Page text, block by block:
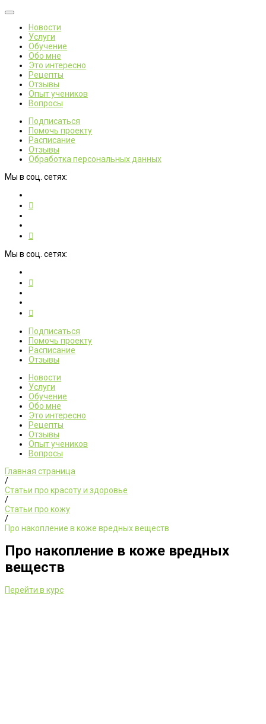
Новости
Услуги
Обучение
Обо мне
Это интересно
Рецепты
Отзывы
Опыт учеников
Вопросы
Подписаться
Помочь проекту
Расписание
Отзывы
Обработка персональных данных
Мы в соц. сетях:
Мы в соц. сетях:
Подписаться
Помочь проекту
Расписание
Отзывы
Новости
Услуги
Обучение
Обо мне
Это интересно
Рецепты
Отзывы
Опыт учеников
Вопросы
Главная страница
/
Статьи про красоту и здоровье
/
Статьи про кожу
/
Про накопление в коже вредных веществ
Про накопление в коже вредных
веществ
Перейти в курс